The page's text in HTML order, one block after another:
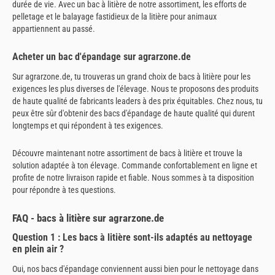
durée de vie. Avec un bac à litière de notre assortiment, les efforts de
pelletage et le balayage fastidieux de la litière pour animaux
appartiennent au passé.
Acheter un bac d'épandage sur agrarzone.de
Sur agrarzone.de, tu trouveras un grand choix de bacs à litière pour les
exigences les plus diverses de l'élevage. Nous te proposons des produits
de haute qualité de fabricants leaders à des prix équitables. Chez nous, tu
peux être sûr d'obtenir des bacs d'épandage de haute qualité qui durent
longtemps et qui répondent à tes exigences.
Découvre maintenant notre assortiment de bacs à litière et trouve la
solution adaptée à ton élevage. Commande confortablement en ligne et
profite de notre livraison rapide et fiable. Nous sommes à ta disposition
pour répondre à tes questions.
FAQ - bacs à litière sur agrarzone.de
Question 1 : Les bacs à litière sont-ils adaptés au nettoyage
en plein air ?
Oui, nos bacs d'épandage conviennent aussi bien pour le nettoyage dans